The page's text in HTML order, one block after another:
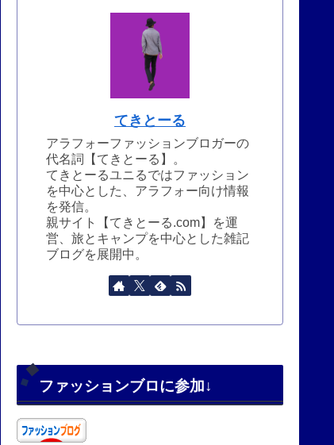
てきとーる
アラフォーファッションブロガーの
代名詞【てきとーる】。
てきとーるユニるではファッション
を中心とした、アラフォー向け情報
を発信。
親サイト【てきとーる.com】を運
営、旅とキャンプを中心とした雑記
ブログを展開中。
ファッションブロに参加↓